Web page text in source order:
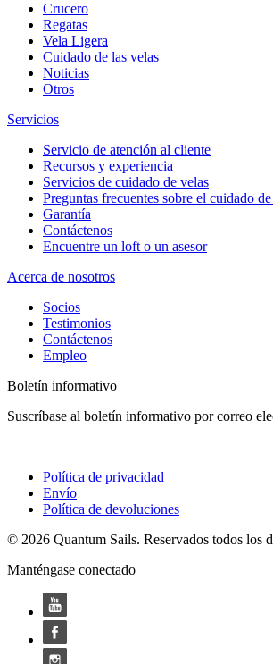
Crucero
Regatas
Vela Ligera
Cuidado de las velas
Noticias
Otros
Servicios
Servicio de atención al cliente
Recursos y experiencia
Servicios de cuidado de velas
Preguntas frecuentes sobre el cuidado
Garantía
Contáctenos
Encuentre un loft o un asesor
Acerca de nosotros
Socios
Testimonios
Contáctenos
Empleo
Boletín informativo
Suscríbase al boletín informativo por correo
Política de privacidad
Envío
Política de devoluciones
© 2026 Quantum Sails. Reservados todos los
Manténgase conectado